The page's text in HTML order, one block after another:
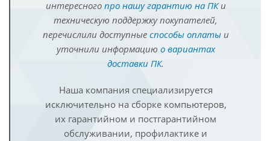
интересного про нашу гарантию на ПКи
техническую поддержку покупателей,
перечислили доступные способы оплатыи
уточнили информацию о вариантах
доставки ПК.
Наша компания специализируется
исключительно на сборке компьютеров,
их гарантийном и постгарантийном
обслуживании, профилактике и